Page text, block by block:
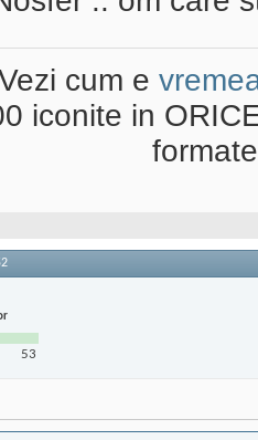
cum e
iconite in
53